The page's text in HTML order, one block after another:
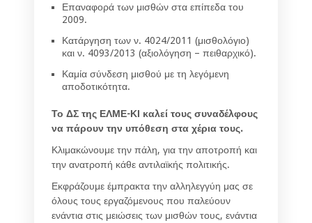
Επαναφορά των μισθών στα επίπεδα του
2009.
Κατάργηση των ν. 4024/2011 (μισθολόγιο)
και ν. 4093/2013 (αξιολόγηση – πειθαρχικό).
Καμία σύνδεση μισθού με τη λεγόμενη
αποδοτικότητα.
Το ΔΣ της ΕΛΜΕ-ΚΙ καλεί τους συναδέλφους
να πάρουν την υπόθεση στα χέρια τους.
Κλιμακώνουμε την πάλη, για την αποτροπή και
την ανατροπή κάθε αντιλαϊκής πολιτικής.
Εκφράζουμε έμπρακτα την αλληλεγγύη μας σε
όλους τους εργαζόμενους που παλεύουν
ενάντια στις μειώσεις των μισθών τους, ενάντια